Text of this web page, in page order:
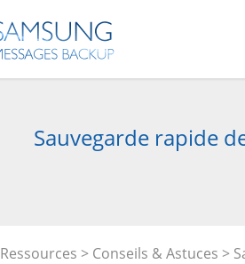
Sauvegarde rapide
Ressources > Conseils & Astuces >